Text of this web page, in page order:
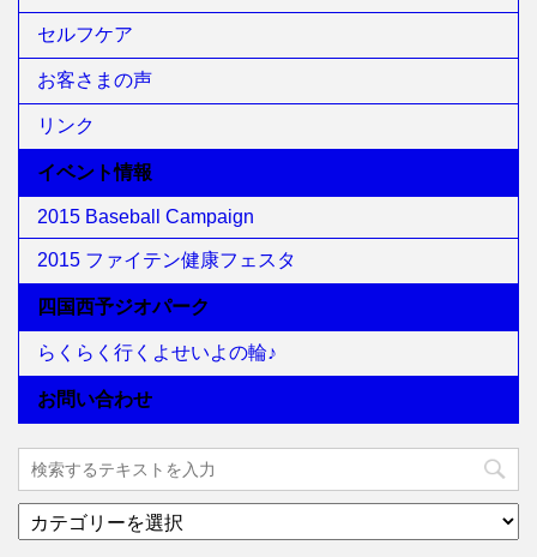
セルフケア
お客さまの声
リンク
イベント情報
2015 Baseball Campaign
2015 ファイテン健康フェスタ
四国西予ジオパーク
らくらく行くよせいよの輪♪
お問い合わせ